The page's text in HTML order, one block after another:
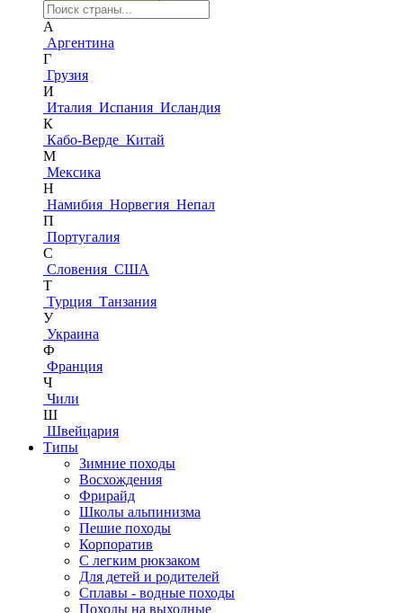
А
Аргентина
Г
Грузия
И
Италия Испания Исландия
К
Кабо-Верде Китай
М
Мексика
Н
Намибия Норвегия Непал
П
Португалия
С
Словения США
Т
Турция Танзания
У
Украина
Ф
Франция
Ч
Чили
Ш
Швейцария
Типы
Зимние походы
Восхождения
Фрирайд
Школы альпинизма
Пешие походы
Корпоратив
С легким рюкзаком
Для детей и родителей
Сплавы - водные походы
Походы на выходные